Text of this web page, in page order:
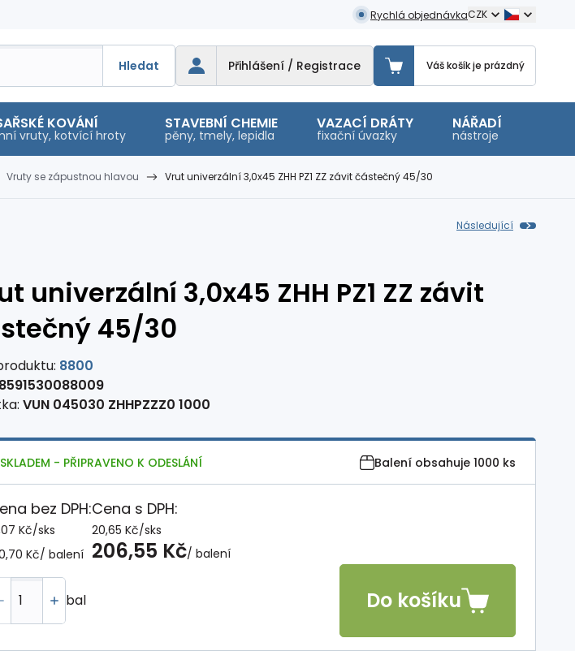
Rychlá objednávkaCZK
Hledat Přihlášení / Registrace Váš košík je prázdný
KOVÁNÍ
vruty, kotvící hroty
STAVEBNÍ CHEMIE
pěny, tmely, lepidla
VAZACÍ DRÁTY
fixační úvazky
NÁŘADÍ
nástroje
Vruty se zápustnou hlavou Vrut univerzální 3,0x45 ZHH PZ1 ZZ závit částečný 45/30
Následující
univerzální 3,0x45 ZHH PZ1 ZZ závit
45/30
8800
8591530088009
VUN 045030 ZHHPZZZ0 1000
SKLADEM - PŘIPRAVENO K ODESLÁNÍ Balení obsahuje 1000 ks
bez DPH:
Kč/sks
Kč/ balení
Cena s DPH:
20,65 Kč/sks
206,55 Kč/ balení
bal Do košíku